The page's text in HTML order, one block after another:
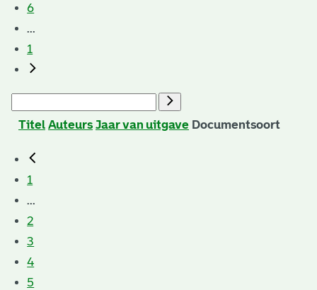
6
...
1
Titel Auteurs Jaar van uitgave Documentsoort
1
...
2
3
4
5